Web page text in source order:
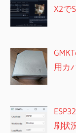
X2で
用カ
刷状